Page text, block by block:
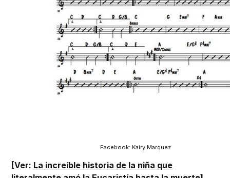
Facebook: Kairy Marquez
[Ver: La increíble historia de la niña que